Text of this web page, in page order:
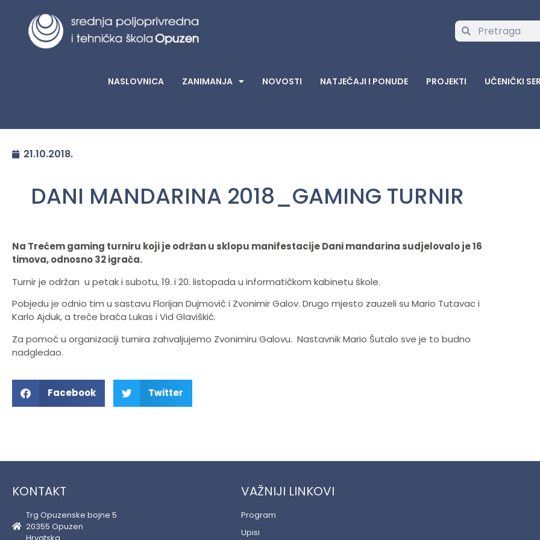
NASLOVNICA ZANIMANJA NOVOSTI NATJEČAJI I PONUDE PROJEKTI UČENIČKI
21.10.2018.
DANI MANDARINA 2018_GAMING TURNIR
Na Trećem gaming turniru koji je održan u sklopu manifestacije Dani mandarina sudjelovalo je 16
timova, odnosno 32 igrača.
Turnir je održan u petak i subotu, 19. i 20. listopada u informatičkom kabinetu škole.
Pobjedu je odnio tim u sastavu Florijan Dujmović i Zvonimir Galov. Drugo mjesto zauzeli su Mario Tutavac i
Karlo Ajduk, a treće braća Lukas i Vid Glaviškić.
Za pomoć u organizaciji turnira zahvaljujemo Zvonimiru Galovu. Nastavnik Mario Šutalo sve je to budno
nadgledao.
Facebook Twitter
KONTAKT
Trg Opuzenske bojne 5
20355 Opuzen
VAŽNIJI LINKOVI
Program
Upisi